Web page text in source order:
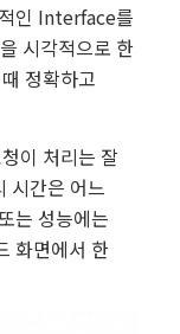
인 Interface를
시각적으로 한
정확하고
이 처리는 잘
시간은 어느
는 성능에는
화면에서 한